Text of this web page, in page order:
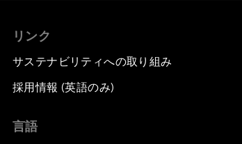
リンク
サステナビリティへの取り組み
採用情報 (英語のみ)
言語